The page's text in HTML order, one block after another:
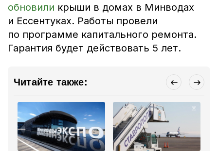
обновили крыши в домах в Минводах
и Ессентуках. Работы провели
по программе капитального ремонта.
Гарантия будет действовать 5 лет.
Читайте также: